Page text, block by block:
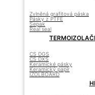
Zvlněná grafitová páska
Pásky z PTFE
Sepak
Real seal
CS DGS
CS DXS
Keramické pásky
Keramický papír
IZOLBOARD